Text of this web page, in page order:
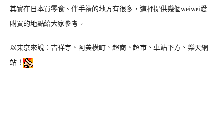
其實在日本買零食、伴手禮的地方有很多，這裡提供幾個weiwei愛
購買的地點給大家參考，
以東京來說：吉祥寺、阿美橫町、超商、超市、車站下方、樂天網
站！